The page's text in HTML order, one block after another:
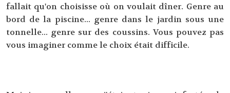
fallait qu'on choisisse où on voulait dîner. Genre au
bord de la piscine... genre dans le jardin sous une
tonnelle... genre sur des coussins. Vous pouvez pas
vous imaginer comme le choix était difficile.